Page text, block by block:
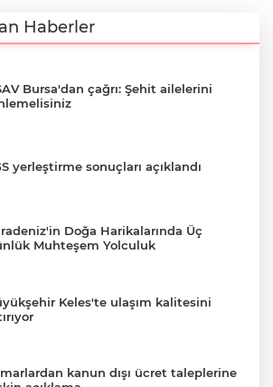
Haberler
Bursa'dan çağrı: Şehit ailelerini
yerleştirme sonuçları açıklandı
Doğa Harikalarında Üç
Muhteşem Yolculuk
Keles'te ulaşım kalitesini
kanun dışı ücret taleplerine